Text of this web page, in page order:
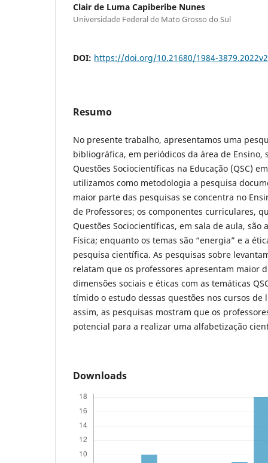
Clair de Luma Capiberibe Nunes
Universidade Federal de Mato Grosso do Sul
DOI: https://doi.org/10.21680/1984-
Resumo
No presente trabalho, apresentamos uma
bibliográfica, em periódicos da área de Ensino,
Questões Sociocientíficas na Educação (QSC)
utilizamos como metodologia a pesquisa
maior parte das pesquisas se concentra no
de Professores; os componentes curriculares,
Questões Sociocientíficas, em sala de aula, são
Física; enquanto os temas são “energia” e a
pesquisa científica. As pesquisas sobre
relatam que os professores apresentam maior
dimensões sociais e éticas com as temáticas
tímido o estudo dessas questões nos cursos
assim, as pesquisas mostram que os
potencial para a realizar uma alfabetização
Downloads